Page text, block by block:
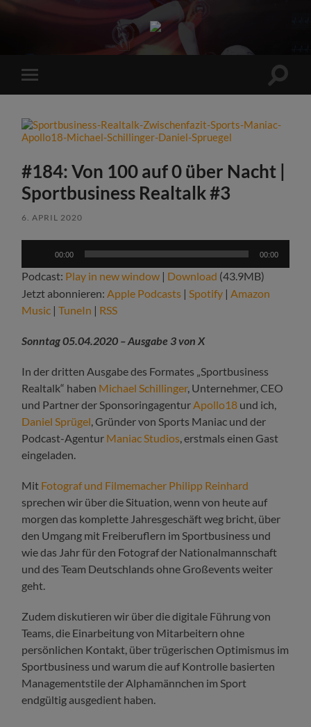
Sports
Maniac
Mobile-
Menü
#184: Von 100 auf 0 über Nacht |
Sportbusiness Realtalk #3
6. APRIL 2020
00:00 00:00
Podcast: Play in new window | Download (43.9MB)
Jetzt abonnieren: Apple Podcasts | Spotify | Amazon
Music |TuneIn | RSS
Sonntag 05.04.2020 – Ausgabe 3 von X
In der dritten Ausgabe des Formates „Sportbusiness
Realtalk“ haben Michael Schillinger, Unternehmer, CEO
und Partner der Sponsoringagentur Apollo18 und ich,
Daniel Sprügel , Gründer von Sports Maniac und der
Podcast-Agentur Maniac Studios , erstmals einen Gast
eingeladen.
Mit Fotograf und Filmemacher Philipp Reinhard
sprechen wir über die Situation, wenn von heute auf
morgen das komplette Jahresgeschäft weg bricht, über
den Umgang mit Freiberuflern im Sportbusiness und
wie das Jahr für den Fotograf der Nationalmannschaft
und des Team Deutschlands ohne Großevents weiter
geht.
Zudem diskutieren wir über die digitale Führung von
Teams, die Einarbeitung von Mitarbeitern ohne
persönlichen Kontakt, über trügerischen Optimismus im
Sportbusiness und warum die auf Kontrolle basierten
Managementstile der Alphamännchen im Sport
endgültig ausgedient haben.